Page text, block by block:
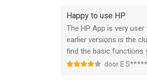
Happy to use HP
The HP App is very
earlier versions is the
find the basic functions
door E